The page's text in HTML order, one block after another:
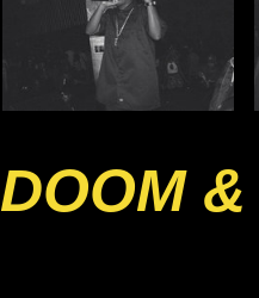
DOOM